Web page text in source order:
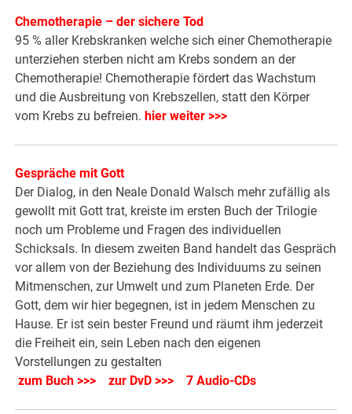
Chemotherapie – der sichere Tod
95 % aller Krebskranken welche sich einer Chemotherapie
unterziehen sterben nicht am Krebs sondern an der
Chemotherapie! Chemotherapie fördert das Wachstum
und die Ausbreitung von Krebszellen, statt den Körper
vom Krebs zu befreien. hier weiter >>>
Gespräche mit Gott
Der Dialog, in den Neale Donald Walsch mehr zufällig als
gewollt mit Gott trat, kreiste im ersten Buch der Trilogie
noch um Probleme und Fragen des individuellen
Schicksals. In diesem zweiten Band handelt das Gespräch
vor allem von der Beziehung des Individuums zu seinen
Mitmenschen, zur Umwelt und zum Planeten Erde. Der
Gott, dem wir hier begegnen, ist in jedem Menschen zu
Hause. Er ist sein bester Freund und räumt ihm jederzeit
die Freiheit ein, sein Leben nach den eigenen
Vorstellungen zu gestalten
zum Buch >>>
zur DvD >>> 7 Audio-CDs